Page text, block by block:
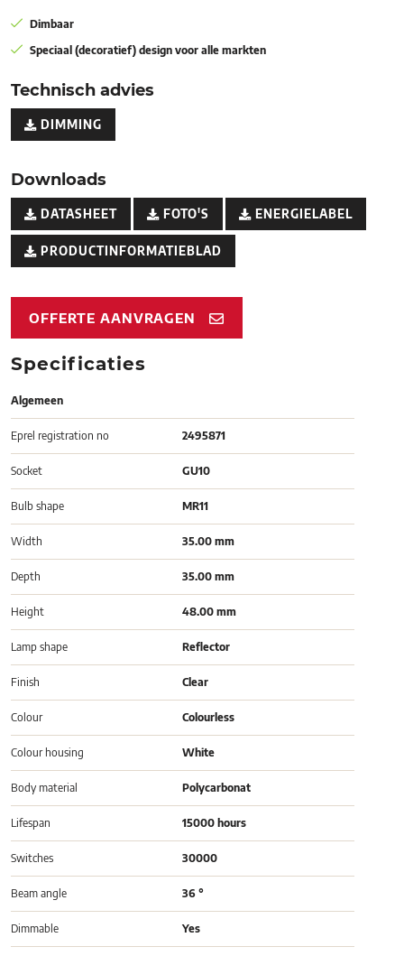
Dimbaar
Speciaal (decoratief) design voor alle markten
Technisch advies
DIMMING
Downloads
DATASHEET FOTO'S ENERGIELABEL
PRODUCTINFORMATIEBLAD
OFFERTE AANVRAGEN
Specificaties
Algemeen
Eprel registration no 2495871
Socket GU10
Bulb shape MR11
Width 35.00 mm
Depth 35.00 mm
Height 48.00 mm
Lamp shape Reflector
Finish Clear
Colour Colourless
Colour housing White
Body material Polycarbonat
Lifespan 15000 hours
Switches 30000
Beam angle 36 °
Dimmable Yes